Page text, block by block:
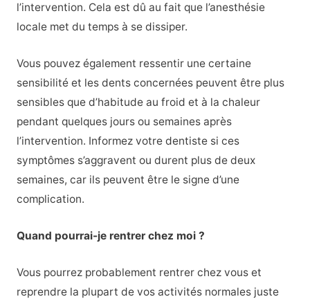
l’intervention. Cela est dû au fait que l’anesthésie
locale met du temps à se dissiper.
Vous pouvez également ressentir une certaine
sensibilité et les dents concernées peuvent être plus
sensibles que d’habitude au froid et à la chaleur
pendant quelques jours ou semaines après
l’intervention. Informez votre dentiste si ces
symptômes s’aggravent ou durent plus de deux
semaines, car ils peuvent être le signe d’une
complication.
Quand pourrai-je rentrer chez moi ?
Vous pourrez probablement rentrer chez vous et
reprendre la plupart de vos activités normales juste